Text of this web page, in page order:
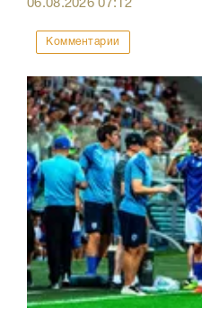
06.08.202607:12
Комментарии